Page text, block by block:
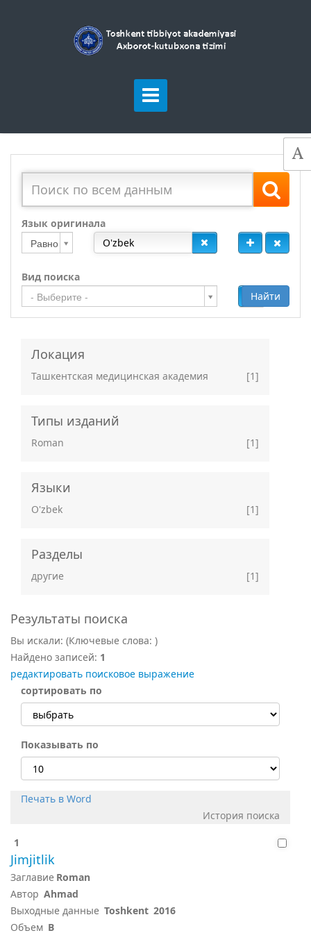
Язык оригинала
Равно
Вид поиска
- Выберите - Добавить
Найти
Локация
Ташкентская медицинская академия [1]
Типы изданий
Roman [1]
Языки
O'zbek [1]
Разделы
другие [1]
Результаты поиска
Вы искали: (Ключевые слова: )
Найдено записей: 1
редактировать поисковое выражение
сортировать по
Показывать по
Печать в Word
История поиска
1
Jimjitlik
Заглавие Roman
Автор Ahmad
Выходные данные Toshkent 2016
Объем B